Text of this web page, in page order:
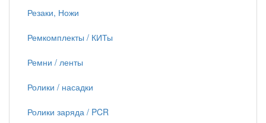
Резаки, Ножи
Ремкомплекты / КИТы
Ремни / ленты
Ролики / насадки
Ролики заряда / PCR